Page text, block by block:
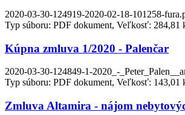
2020-03-30-124919-2020-02-18-101258-
Typ súboru: PDF dokument, Veľkosť: 284,81
Kúpna zmluva 1/2020 - Palenčar
2020-03-30-124849-1-2020_-
Typ súboru: PDF dokument, Veľkosť: 143,01
Zmluva Altamira - nájom